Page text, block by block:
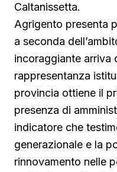
Caltanissetta.
Agrigento presenta
a seconda
incoraggiante arriva
rappresentanza
provincia ottiene il
presenza di
indicatore che
generazionale e la
rinnovamento nelle